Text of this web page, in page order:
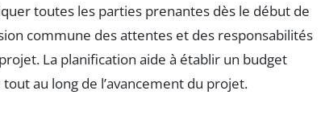
toutes les parties prenantes dès le début de
commune des attentes et des responsabilités
La planification aide à établir un budget
au long de l’avancement du projet.